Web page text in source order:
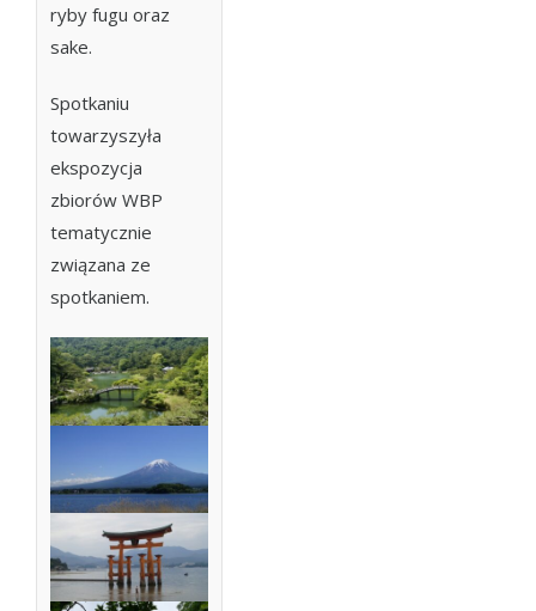
ryby fugu oraz
sake.
Spotkaniu
towarzyszyła
ekspozycja
zbiorów WBP
tematycznie
związana ze
spotkaniem.